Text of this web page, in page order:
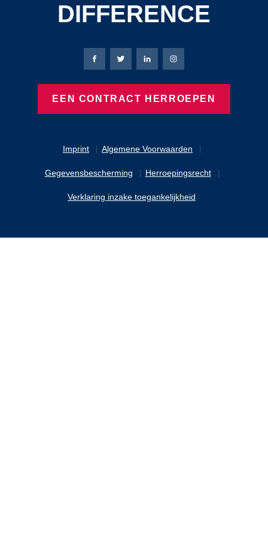
DIFFERENCE
Imprint Algemene Voorwaarden
Gegevensbescherming Herroepingsrecht
Verklaring inzake toegankelijkheid
Bierbaum-Proenen Facebook-pagina
Bierbaum-Proenen X-pagina
Bierbaum-Proenen
Bierbaum-Proenen
EEN CONTRACT HERROEPEN